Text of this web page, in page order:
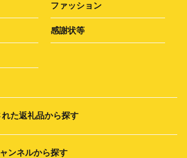
ファッション
感謝状等
た返礼品から探す
ンネルから探す